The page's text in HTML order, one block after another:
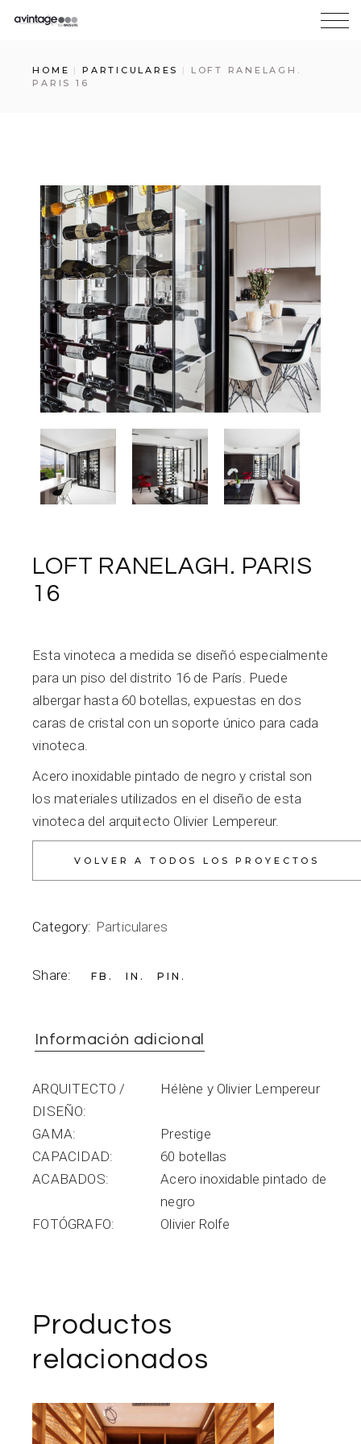
HOME PARTICULARES
LOFT RANELAGH.
PARIS 16
LOFT RANELAGH. PARIS
16
Esta vinoteca a medida se diseñó especialmente
para un piso del distrito 16 de París. Puede
albergar hasta 60 botellas, expuestas en dos
caras de cristal con un soporte único para cada
vinoteca.
Acero inoxidable pintado de negro y cristal son
los materiales utilizados en el diseño de esta
vinoteca del arquitecto Olivier Lempereur.
Category: Particulares
Share: FB IN PIN
Información adicional
ARQUITECTO /
DISEÑO
Hélène y Olivier Lempereur
GAMA
Prestige
CAPACIDAD
60 botellas
ACABADOS
Acero inoxidable pintado de
negro
FOTÓGRAFO
Olivier Rolfe
Productos
relacionados